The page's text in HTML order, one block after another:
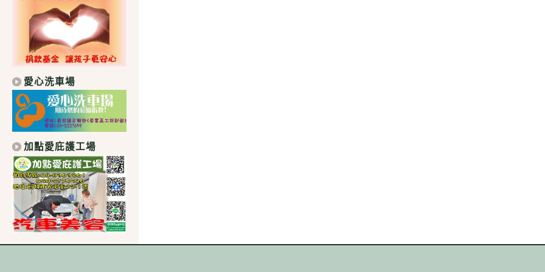
愛心洗車場
加點愛庇護工場